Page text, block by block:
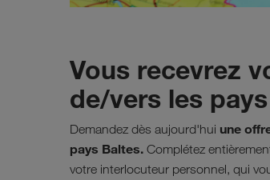
Vous recevrez
de/vers les
Demandez dès aujourd'hui une
pays Baltes. Complétez
votre interlocuteur personnel, qui